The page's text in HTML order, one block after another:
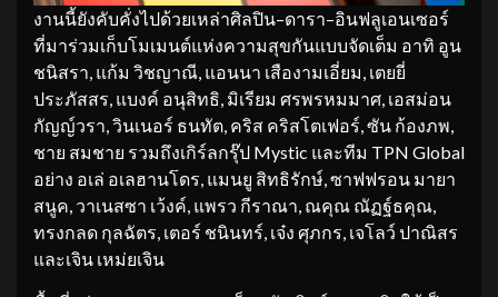
งานนี้ยังคับคั่งไปด้วยเหล่าศิลปิน–ดารา–อินฟลูเอนเซอร์
ที่มาร่วมเก็บโมเมนต์แห่งความสุขกันแบบจัดเต็ม อาทิ อูน
ชนิสรา, แก้ม วิชญาณี, แอนนา เสืองามเอี่ยม, เตยยี่
ประภัสสร, แบงค์ อนุสิทธิ, มิเรียม ศรพรหมมาศ, เอสม่อน
กัญญ์วรา, วินเนอร์ ธนทัต, คริส คริสโตเฟอร์, ซัน ก้องภพ,
ชาย สมชาย รวมถึงเกิร์ลกรุ๊ป Mystic และทีม TPN Global
อย่าง อเล่ อเลฮานโดร, แมนยู สิทธิรักษ์, ซาฟฟรอน มายา
สนูค, วาเนสซา เว้งค์, แพรว กีราณา, ณคุณ ณัฏฐ์ธคุณ,
ทรงกลด กุลฉัตร, เตอร์ ชนินทร์, เจ๋ง ศุภกร, เจโลว์ ปาณิสร
และเจิน เหม่ยเจิน